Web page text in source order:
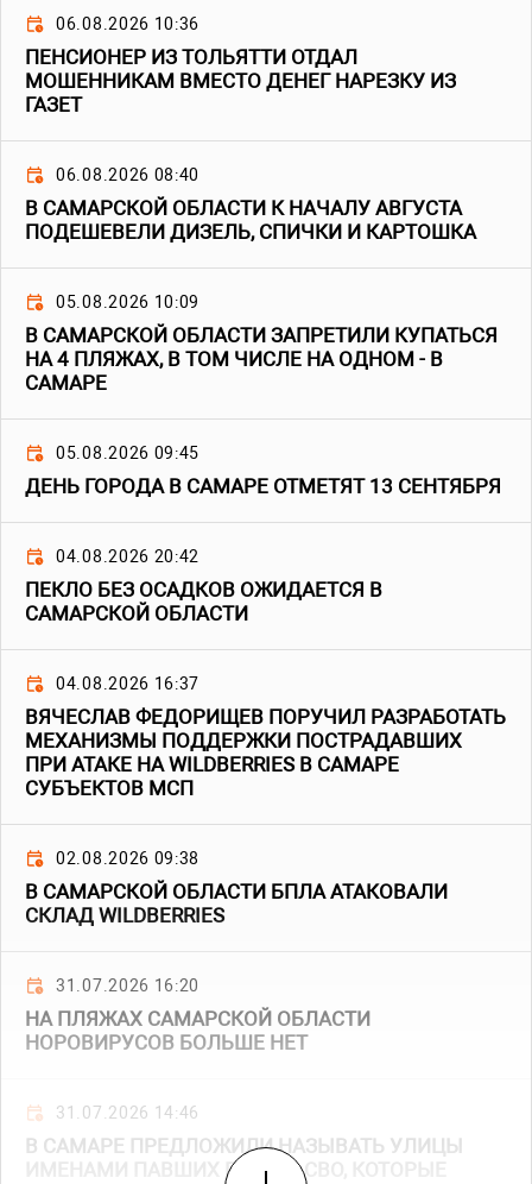
06.08.2026 10:36
ПЕНСИОНЕР ИЗ ТОЛЬЯТТИ ОТДАЛ
МОШЕННИКАМ ВМЕСТО ДЕНЕГ НАРЕЗКУ ИЗ
ГАЗЕТ
06.08.2026 08:40
В САМАРСКОЙ ОБЛАСТИ К НАЧАЛУ АВГУСТА
ПОДЕШЕВЕЛИ ДИЗЕЛЬ, СПИЧКИ И КАРТОШКА
05.08.2026 10:09
В САМАРСКОЙ ОБЛАСТИ ЗАПРЕТИЛИ КУПАТЬСЯ
НА 4 ПЛЯЖАХ, В ТОМ ЧИСЛЕ НА ОДНОМ - В
САМАРЕ
05.08.2026 09:45
ДЕНЬ ГОРОДА В САМАРЕ ОТМЕТЯТ 13 СЕНТЯБРЯ
04.08.2026 20:42
ПЕКЛО БЕЗ ОСАДКОВ ОЖИДАЕТСЯ В
САМАРСКОЙ ОБЛАСТИ
04.08.2026 16:37
ВЯЧЕСЛАВ ФЕДОРИЩЕВ ПОРУЧИЛ РАЗРАБОТАТЬ
МЕХАНИЗМЫ ПОДДЕРЖКИ ПОСТРАДАВШИХ
ПРИ АТАКЕ НА WILDBERRIES В САМАРЕ
СУБЪЕКТОВ МСП
02.08.2026 09:38
В САМАРСКОЙ ОБЛАСТИ БПЛА АТАКОВАЛИ
СКЛАД WILDBERRIES
31.07.2026 16:20
НА ПЛЯЖАХ САМАРСКОЙ ОБЛАСТИ
НОРОВИРУСОВ БОЛЬШЕ НЕТ
31.07.2026 14:46
В САМАРЕ ПРЕДЛОЖИЛИ НАЗЫВАТЬ УЛИЦЫ
ИМЕНАМИ ПАВШИХ ГЕРОЕВ СВО, КОТОРЫЕ